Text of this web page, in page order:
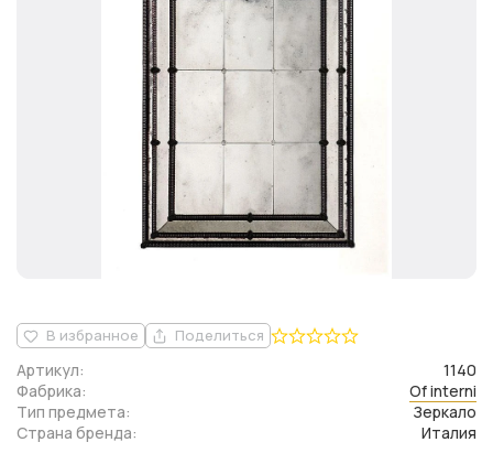
В избранное Поделиться
Фабрика: Of interni
Артикул:
1140
Тип предмета:
Зеркало
Страна бренда:
Италия